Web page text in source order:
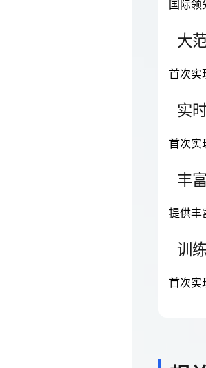
国际领
大
首次实
实
首次实
丰
提供丰
训
首次实